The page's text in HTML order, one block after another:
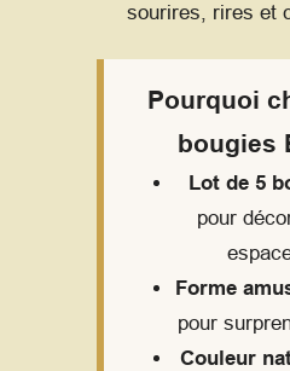
sourires, rires et
Pourquoi
bougies
Lot de 5
pour
Forme
pour
Couleur